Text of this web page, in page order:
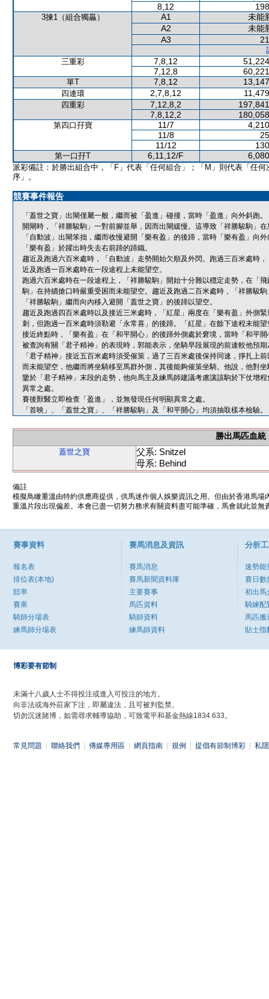
8,12
3揀1（組合獨贏） A1
未能
A2
未能
A3
三重彩
7,8,12
7,12,8
單T 7,8,12
四連環 2,7,8,12
四重彩 7,12,8,2
7,8,12,2
第四口孖寶 11/7
11/8
11/12
第一口孖T 6,11,12/F
派彩備註：於勝出組合中，「F」代表「任何組合」；「M」則代表「任何
序」。
競賽事件報告
「蓋世之寶」出閘僅屬一般，繼而被「盈進」碰撞，當時「盈進」向外斜跑。
開閘時，「祥勝駿駒」一對前腳並舉，因而出閘緩慢。這導致「祥勝駿駒」
「自動波」出閘笨拙，繼而收慢避開「樂有盈」的後蹄，當時「樂有盈」向
「樂有盈」於躍出時失去右前蹄的蹄鐵。
趨近及跑過六百米處時，「自動波」走勢開始欠順及外閃。跑過三百米處時
近及跑過一百米處時在一段途程上未能望空。
跑過六百米處時在一段途程上，「祥勝駿駒」開始十分難以穩定走勢，在「
駒」在持續搶口時嚴重受困而未能望空。趨近及跑過二百米處時，「祥勝駿
「祥勝駿駒」繼而向內移入避開「蓋世之寶」的後蹄以望空。
趨近及跑過四百米處時以及接近三米處時，「紅星」兩度在「樂有盈」外側
刺，但跑過一百米處時須勒避「永常喜」的後蹄。「紅星」在餘下途程未能
接近終點時，「樂有盈」在「和平開心」的後蹄外側處於窘境，當時「和平
被查詢有關「君子精神」的表現時，郭能表示，坐騎早段展現的前速較他預
「君子精神」接近五百米處時須受催策，過了三百米處後保持同速，掙扎上
而未能望空，他繼而將坐騎移至馬群外側，其後能夠催策坐騎。他說，他對
鑒於「君子精神」末段的走勢，他向馬主及練馬師建議考慮讓該駒於下仗增
異常之處。
賽後獸醫立即檢查「盈進」，並無發現任何明顯異常之處。
「首映」、「蓋世之寶」、「祥勝駿駒」及「和平開心」均須抽取樣本檢驗。
勝出馬匹血統
蓋世之寶
父系: Snitzel
母系: Behind
備註
模擬鳥瞰重溫由特約供應商提供，供馬迷作個人娛樂資訊之用。但由於香港馬
重溫片段出現偏差。本會已盡一切努力務求有關資料盡可能準確，馬會就此並
賽事資料
報名表
排位表(本地)
賠率
賽果
騎師分場表
練馬師分場表
賽馬消息及資訊
賽馬消息
賽馬新聞資料庫
主要賽事
馬匹資料
騎師資料
練馬師資料
分析
速勢能
賽日數
初出馬
騎練配
馬匹搬
貼士指
博彩要有節制
未滿十八歲人士不得投注或進入可投注的地方。
向非法或海外莊家下注，即屬違法，且可被判監禁。
切勿沉迷賭博，如需尋求輔導協助，可致電平和基金熱線1834 633。
常見問題 聯絡我們 傳媒專用區 網頁指南 規例 提倡有節制博彩 私